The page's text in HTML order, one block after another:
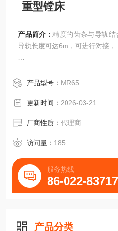
重型镗床
产品简介： 精度的齿条与导轨结
导轨长度可达6m，可进行对接，
明显地减少了生产、装
配和物流成本。
现在，无需三个支撑面，而只需
机床的一个轴。并且导
轨和齿条系统之间也无需校正。
MRW65D/MRD65/MR65
产品型号： MR65
更新时间： 2026-03-21
厂商性质：代理商
访问量： 185
服务热线
86-022-
产品分类